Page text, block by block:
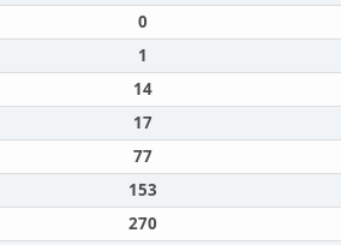
0
1
14
17
77
153
270